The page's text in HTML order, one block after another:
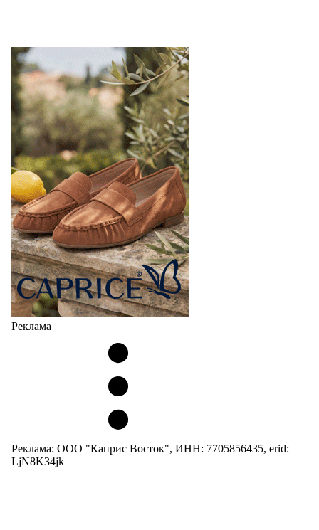
Реклама
Реклама: ООО "Каприс Восток", ИНН: 7705856435, erid:
LjN8K34jk